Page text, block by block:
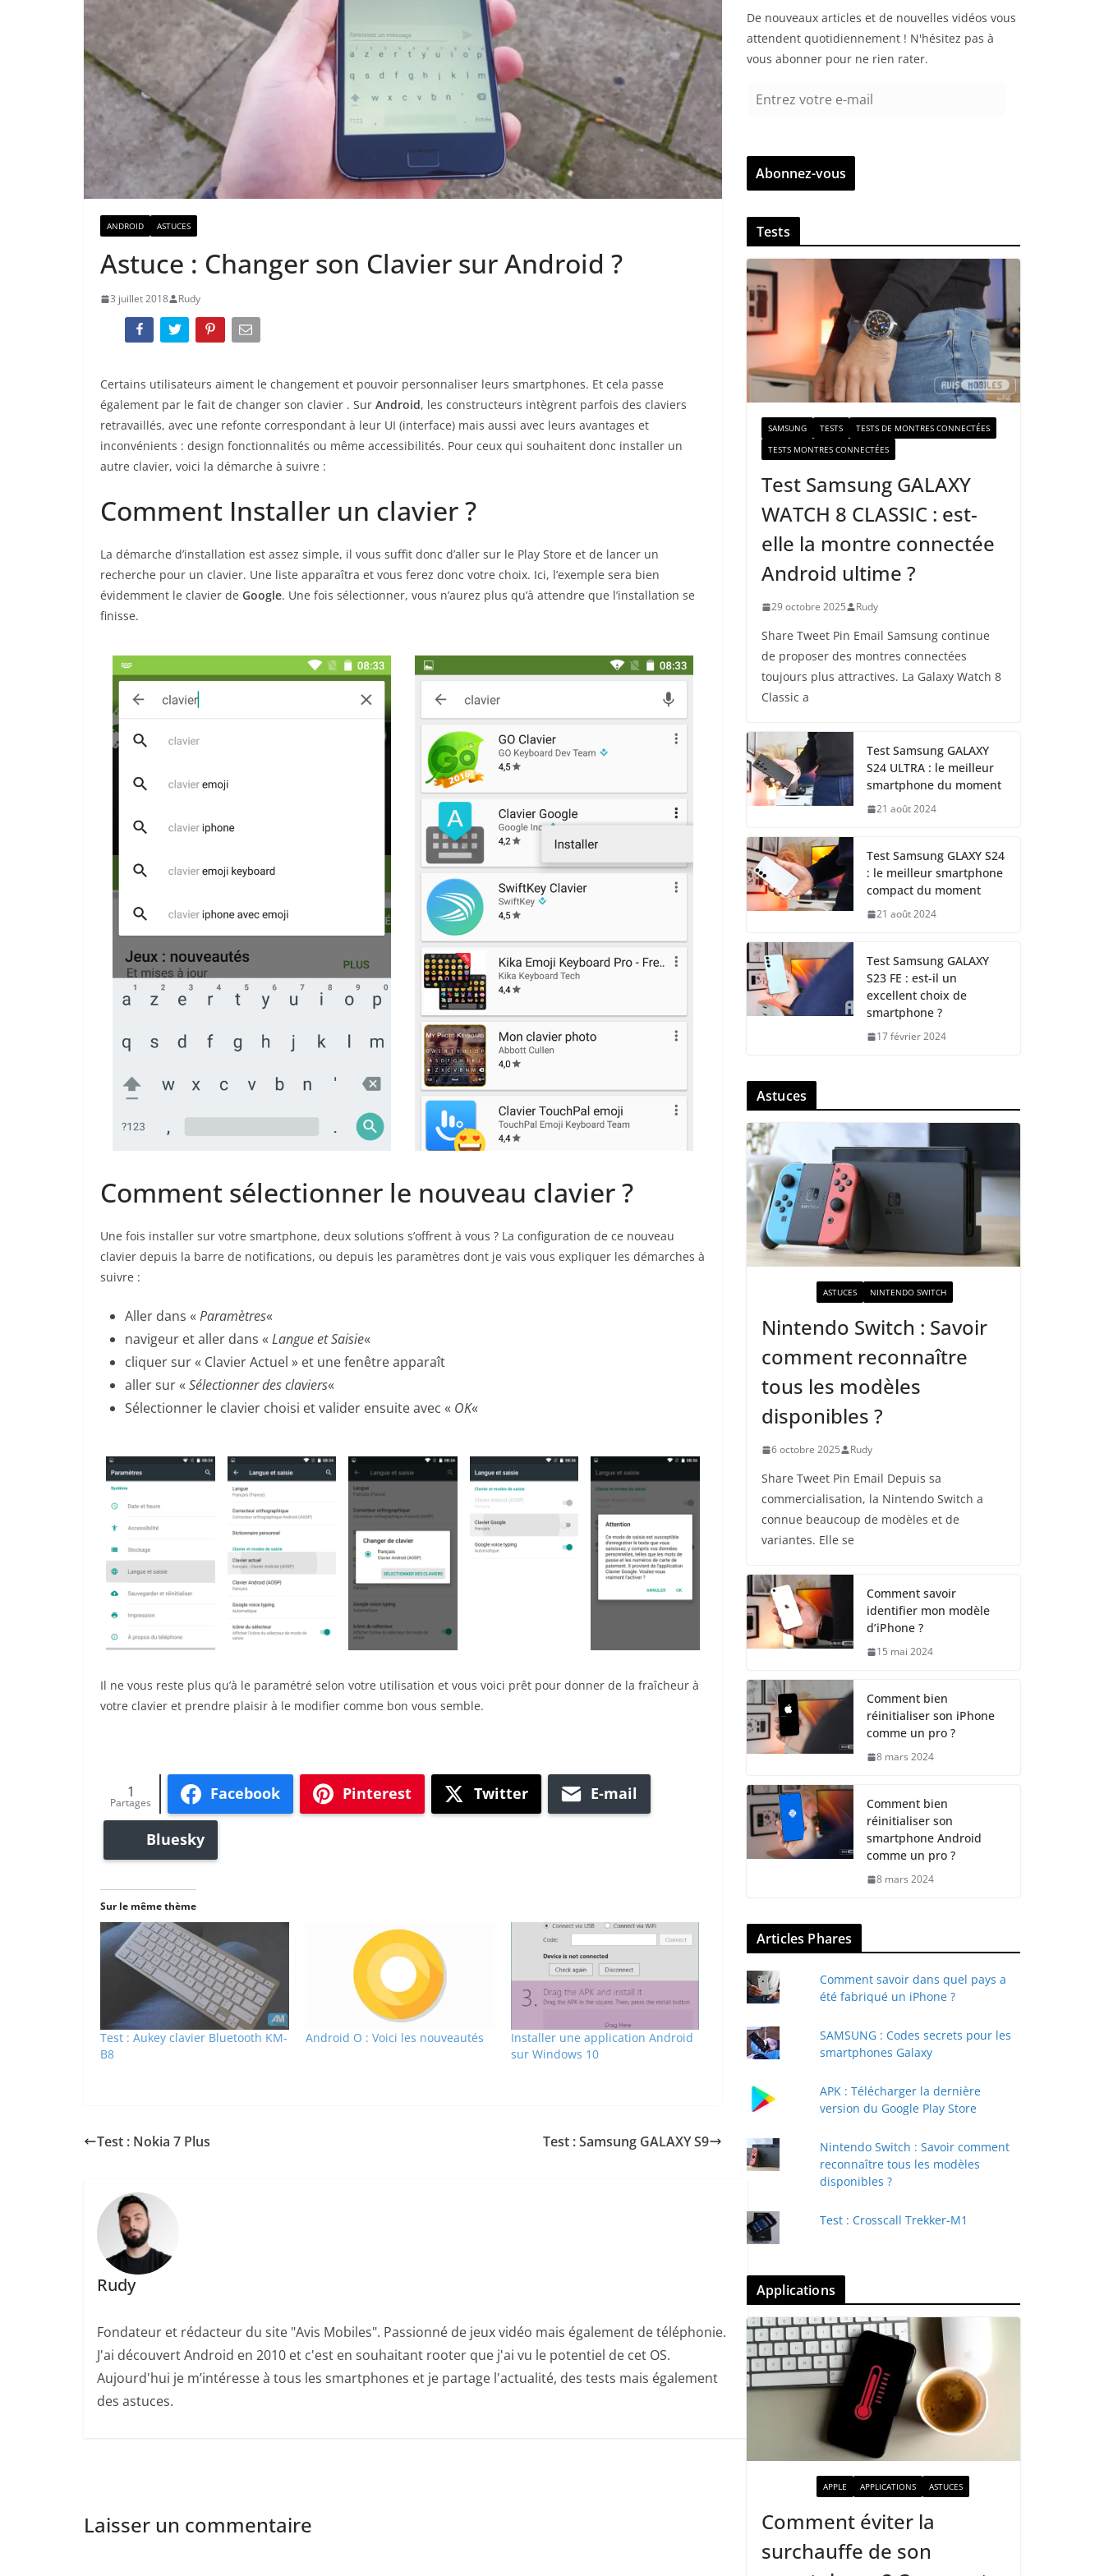
ANDROID ASTUCES
Astuce : Changer son Clavier sur Android ?
3 juillet 2018 Rudy
Certains utilisateurs aiment le changement et pouvoir personnaliser leurs smartphones. Et cela passe
également par le fait de changer son clavier . Sur Android, les constructeurs intègrent parfois des claviers
retravaillés, avec une refonte correspondant à leur UI (interface) mais aussi avec leurs avantages et
inconvénients : design fonctionnalités ou même accessibilités. Pour ceux qui souhaitent donc installer un
autre clavier, voici la démarche à suivre :
Comment Installer un clavier ?
La démarche d’installation est assez simple, il vous suffit donc d’aller sur le Play Store et de lancer un
recherche pour un clavier. Une liste apparaîtra et vous ferez donc votre choix. Ici, l’exemple sera bien
évidemment le clavier de Google. Une fois sélectionner, vous n’aurez plus qu’à attendre que l’installation se
finisse.
Comment sélectionner le nouveau clavier ?
Une fois installer sur votre smartphone, deux solutions s’offrent à vous ? La configuration de ce nouveau
clavier depuis la barre de notifications, ou depuis les paramètres dont je vais vous expliquer les démarches à
suivre :
Aller dans « Paramètres«
navigeur et aller dans « Langue et Saisie«
cliquer sur « Clavier Actuel » et une fenêtre apparaît
aller sur « Sélectionner des claviers«
Sélectionner le clavier choisi et valider ensuite avec « OK«
Il ne vous reste plus qu’à le paramétré selon votre utilisation et vous voici prêt pour donner de la fraîcheur à
votre clavier et prendre plaisir à le modifier comme bon vous semble.
Facebook Pinterest Twitter E-mail
Bluesky
Partages
1
Sur le même thème
Test : Aukey clavier Bluetooth KM-
B8
Android O : Voici les nouveautés
Installer une application Android
sur Windows 10
Test : Nokia 7 Plus Test : Samsung GALAXY S9
Rudy
Fondateur et rédacteur du site "Avis Mobiles". Passionné de jeux vidéo mais également de téléphonie.
J'ai découvert Android en 2010 et c'est en souhaitant rooter que j'ai vu le potentiel de cet OS.
Aujourd'hui je m’intéresse à tous les smartphones et je partage l'actualité, des tests mais également
des astuces.
Laisser un commentaire
De nouveaux articles et de nouvelles vidéos vous
attendent quotidiennement ! N'hésitez pas à
vous abonner pour ne rien rater.
r
z
v
t
r
e
e
-
a
i
Abonnez-vous
Tests
SAMSUNG TESTS
TESTS DE MONTRES CONNECTÉES
TESTS MONTRES CONNECTÉES
Test Samsung GALAXY
WATCH 8 CLASSIC : est-
elle la montre connectée
Android ultime ?
29 octobre 2025 Rudy
Share Tweet Pin Email Samsung continue
de proposer des montres connectées
toujours plus attractives. La Galaxy Watch 8
Classic a
Test Samsung GALAXY
S24 ULTRA : le meilleur
smartphone du moment
21 août 2024
Test Samsung GLAXY S24
: le meilleur smartphone
compact du moment
21 août 2024
Test Samsung GALAXY
S23 FE : est-il un
excellent choix de
smartphone ?
17 février 2024
Astuces
ASTUCES NINTENDO SWITCH
Nintendo Switch : Savoir
comment reconnaître
tous les modèles
disponibles ?
6 octobre 2025 Rudy
Share Tweet Pin Email Depuis sa
commercialisation, la Nintendo Switch a
connue beaucoup de modèles et de
variantes. Elle se
Comment savoir
identifier mon modèle
d’iPhone ?
15 mai 2024
Comment bien
réinitialiser son iPhone
comme un pro ?
8 mars 2024
Comment bien
réinitialiser son
smartphone Android
comme un pro ?
8 mars 2024
Articles Phares
Comment savoir dans quel pays a
été fabriqué un iPhone ?
SAMSUNG : Codes secrets pour les
smartphones Galaxy
APK : Télécharger la dernière
version du Google Play Store
Nintendo Switch : Savoir comment
reconnaître tous les modèles
disponibles ?
Test : Crosscall Trekker-M1
Applications
APPLE APPLICATIONS ASTUCES
Comment éviter la
surchauffe de son